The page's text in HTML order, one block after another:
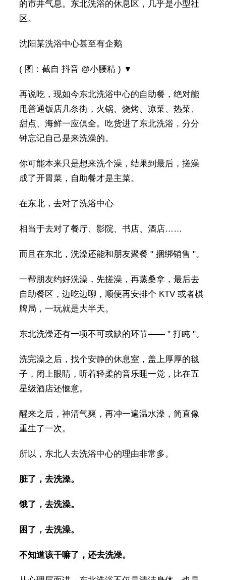
的市井气息。东北洗浴的休息区，几乎是小型社
区。
沈阳某洗浴中心甚至有企鹅
( 图：截自 抖音 @小腰精 ) ▼
再说吃，现如今东北洗浴中心的自助餐，绝对能
甩普通饭店几条街，火锅、烧烤、凉菜、热菜、
甜点、海鲜一应俱全。吃货进了东北洗浴，分分
钟忘记自己是来洗澡的。
你可能本来只是想来洗个澡，结果到最后，搓澡
成了开胃菜，自助餐才是主菜。
在东北，去对了洗浴中心
相当于去对了餐厅、影院、书店、酒店……
而且在东北，洗澡还能和朋友聚餐 " 捆绑销售 "。
一帮朋友约好洗澡，先搓澡，再蒸桑拿，最后去
自助餐区，边吃边聊，顺便再安排个 KTV 或者棋
牌局，一玩就是大半天。
东北洗澡还有一项不可或缺的环节—— " 打盹 "。
洗完澡之后，找个安静的休息室，盖上厚厚的毯
子，闭上眼睛，听着轻柔的音乐睡一觉，比在五
星级酒店还惬意。
醒来之后，神清气爽，再冲一遍温水澡，简直像
重生了一次。
所以，东北人去洗浴中心的理由非常多。
脏了，去洗澡。
饿了，去洗澡。
困了，去洗澡。
不知道该干嘛了，还去洗澡。